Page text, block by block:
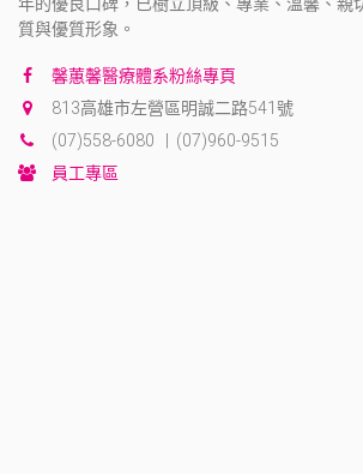
質與優質形象。
馨蕙馨醫療體系粉絲專頁
813高雄市左營區明誠二路541號
(07)558-6080 | (07)960-9515
員工專區